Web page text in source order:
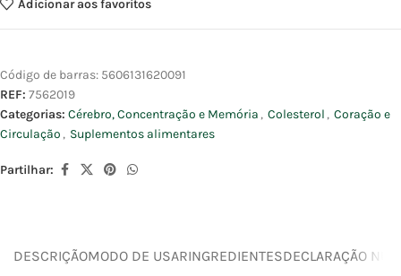
Adicionar aos favoritos
Código de barras: 5606131620091
REF: 7562019
Categorias: Cérebro, Concentração e Memória , Colesterol , Coração e
Circulação , Suplementos alimentares
Partilhar:
DESCRIÇÃOMODO DE USARINGREDIENTESDECLARAÇÃO